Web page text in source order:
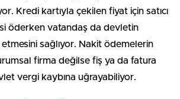
Kredi kartıyla çekilen fiyat için satıcı
öderken vatandaş da devletin
sağlıyor. Nakit ödemelerin
firma değilse fiş ya da fatura
vergi kaybına uğrayabiliyor.